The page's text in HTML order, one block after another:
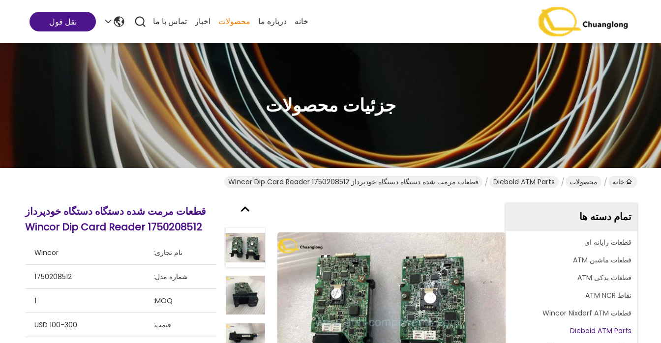
خانه درباره ما محصولات اخبار تماس با ما نقل قول
جزئیات محصولات
خانه محصولات Diebold ATM Parts قطعات مرمت شده دستگاه دستگاه خودپرداز Wincor Dip Card Reader 1750208512
تمام دسته ها
قطعات رایانه ای
قطعات ماشین ATM
قطعات یدکی ATM
نقاط ATM NCR
قطعات Wincor Nixdorf ATM
Diebold ATM Parts
قطعات مرمت شده دستگاه دستگاه خودپرداز
Wincor Dip Card Reader 1750208512
نام تجاری: Wincor
شماره مدل: 1750208512
MOQ:
1
قیمت: USD 100-300